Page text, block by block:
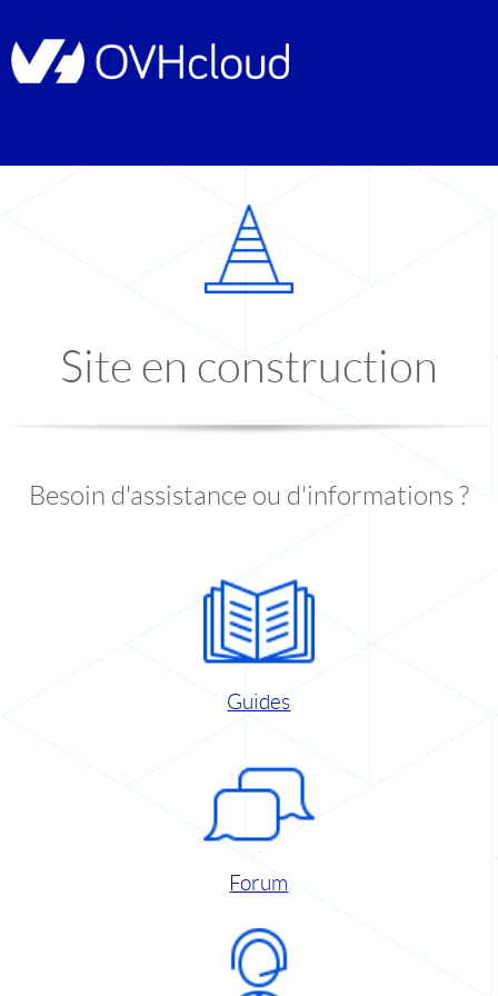
Site en construction
Besoin d'assistance ou d'informations ?
Guides
Forum